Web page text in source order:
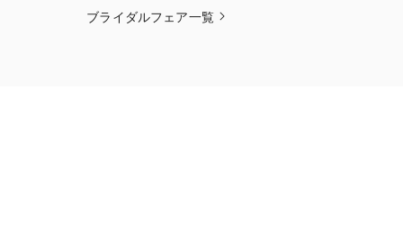
ブライダルフェア一覧